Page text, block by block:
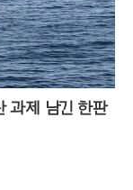
과제 남긴 한판